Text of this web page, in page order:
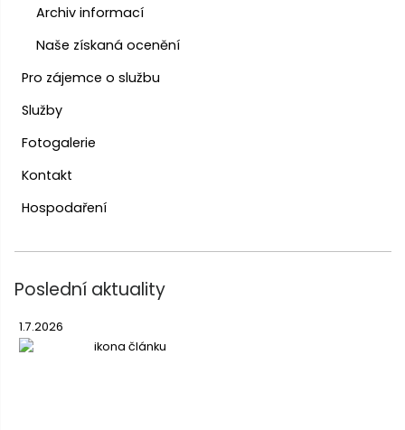
Archiv informací
Naše získaná ocenění
Pro zájemce o službu
Služby
Fotogalerie
Kontakt
Hospodaření
Poslední aktuality
1.7.2026